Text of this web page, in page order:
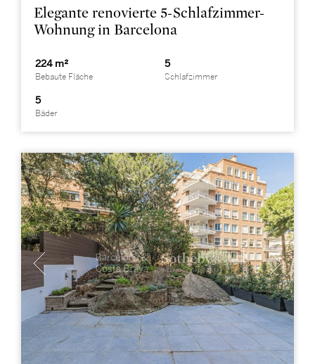
Elegante renovierte 5-Schlafzimmer-
Wohnung in Barcelona
224 m²
Bebaute Fläche
5
Schlafzimmer
5
Bäder